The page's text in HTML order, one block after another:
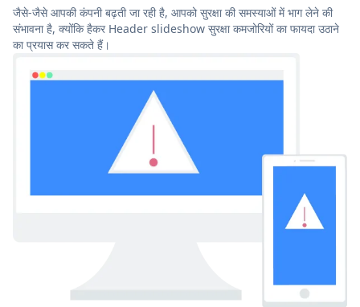
जैसे-जैसे आपकी कंपनी बढ़ती जा रही है, आपको सुरक्षा की समस्याओं में भाग लेने की
संभावना है, क्योंकि हैकर Header slideshow सुरक्षा कमजोरियों का फायदा उठाने
का प्रयास कर सकते हैं।